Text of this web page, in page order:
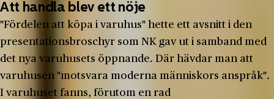
Att handla blev ett nöje
"Fördelen att köpa i varuhus" hette ett avsnitt i den
presentationsbroschyr som NK gav ut i samband med
det nya varuhusets öppnande. Där hävdar man att
varuhusen "motsvara moderna människors anspråk".
I varuhuset fanns, förutom en rad